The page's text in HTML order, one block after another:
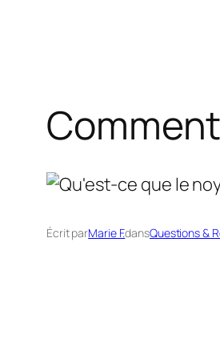
Écrit parMarie F.dansQuestions &